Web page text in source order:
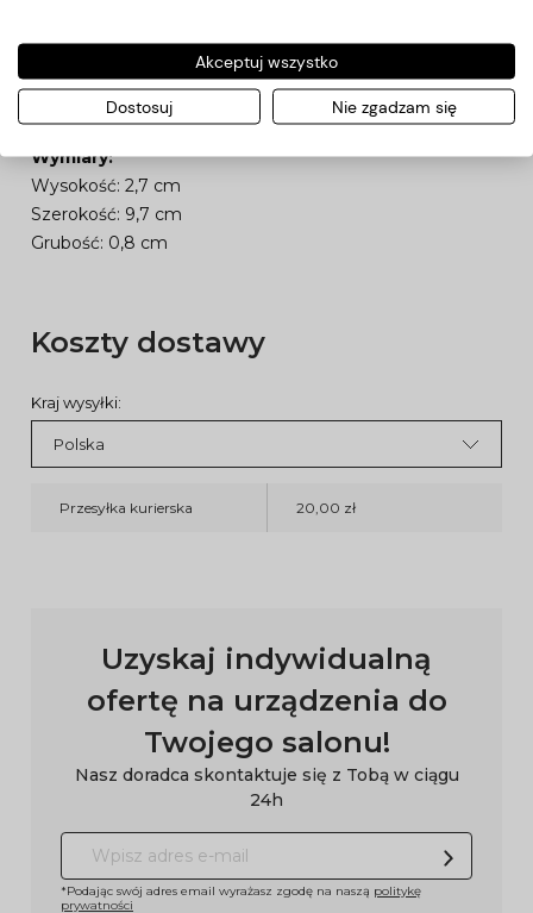
obszarów paznokci. Znacząco usprawni i umili
Opakowanie zawiera
Wymiary:
Wysokość: 2,7 cm
Szerokość: 9,7 cm
Grubość: 0,8 cm
Koszty dostawy
Kraj wysyłki:
Przesyłka kurierska 20,00 zł
Uzyskaj indywidualną
ofertę na urządzenia do
Twojego salonu!
Nasz doradca skontaktuje się z Tobą w ciągu
24h
*Podając swój adres email wyrażasz zgodę na naszą politykę
prywatności
Akceptuj wszystko
Dostosuj Nie zgadzam się